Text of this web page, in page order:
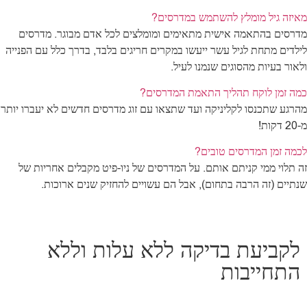
מאיזה גיל מומלץ להשתמש במדרסים?
מדרסים בהתאמה אישית מתאימים ומומלצים לכל אדם מבוגר. מדרסים
לילדים מתחת לגיל עשר ייעשו במקרים חריגים בלבד, בדרך כלל עם הפנייה
ולאור בעיות מהסוגים שנמנו לעיל.
כמה זמן לוקח תהליך התאמת המדרסים?
מהרגע שתכנסו לקליניקה ועד שתצאו עם זוג מדרסים חדשים לא יעברו יותר
מ-20 דקות!
לכמה זמן המדרסים טובים?
זה תלוי ממי קניתם אותם. על המדרסים של ניו-פיט מקבלים אחריות של
שנתיים (זה הרבה בתחום), אבל הם עשויים להחזיק שנים ארוכות.
לקביעת בדיקה ללא עלות וללא
התחייבות​